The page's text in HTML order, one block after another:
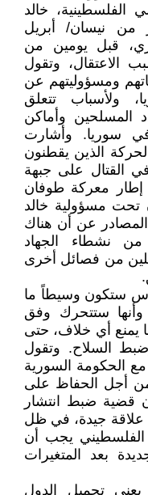
الفلسطينية، خالد
نيسان/ أبريل
قبل يومين من
الاعتقال، وتقول
ومسؤوليتهم عن
ولأسباب تتعلق
وأماكن
سوريا. وأشارت
الذين يقطنون
القتال على جبهة
إطار معركة طوفان
تحت مسؤولية خالد
عن أن هناك
من نشطاء الجهاد
من فصائل أخرى
ستكون وسيطاً ما
وأنها ستتحرك وفق
يمنع أي خلاف، حتى
السلاح. وتقول
الحكومة السورية
من أجل الحفاظ على
قضية ضبط انتشار
علاقة جيدة، في ظل
الفلسطيني يجب أن
بعد المتغيرات
تحميل الدول